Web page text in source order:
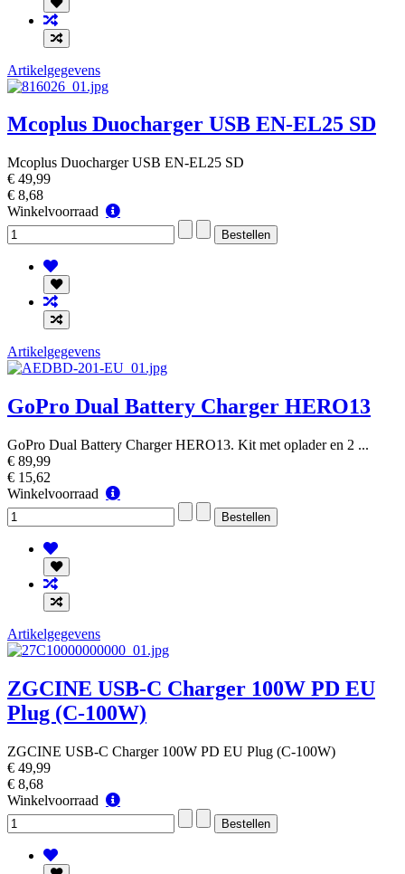
Artikelgegevens
Mcoplus Duocharger USB EN-EL25 SD
Mcoplus Duocharger USB EN-EL25 SD
€ 49,99
€ 8,68
Winkelvoorraad
Winkelvoorraad
Artikelgegevens
GoPro Dual Battery Charger HERO13
GoPro Dual Battery Charger HERO13. Kit met oplader en 2 ...
€ 89,99
€ 15,62
Winkelvoorraad
Winkelvoorraad
Artikelgegevens
ZGCINE USB-C Charger 100W PD EU
Plug (C-100W)
ZGCINE USB-C Charger 100W PD EU Plug (C-100W)
€ 49,99
€ 8,68
Winkelvoorraad
Winkelvoorraad